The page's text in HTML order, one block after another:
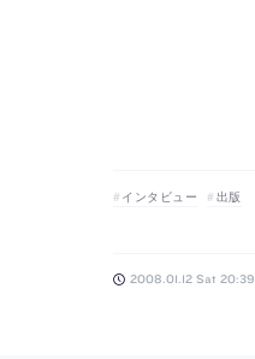
インタビュー 出版
2008.01.12 Sat 20:39